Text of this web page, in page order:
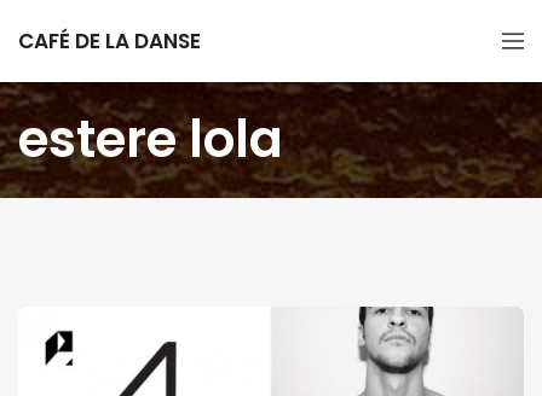
CAFÉ DE LA DANSE
estere lola